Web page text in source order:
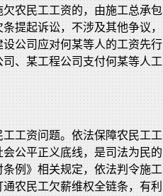
农民工工资的，由施工总承包
提起诉讼，不涉及其他争议，
公司应对何某等人的工资先行
、某工程公司支付何某等人工
工资问题。依法保障农民工工
公平正义底线，是司法为民的
例》相关规定，依法判令施工
农民工欠薪维权全链条，有利